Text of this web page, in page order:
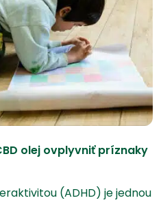
olej ovplyvniť príznaky
(ADHD) je jednou